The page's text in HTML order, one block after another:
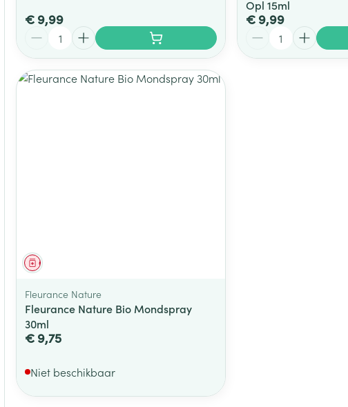
€ 9,99
Opl 15ml
€ 9,99
Geneesmiddel
Fleurance Nature
Fleurance Nature Bio Mondspray
30ml
€ 9,75
Niet beschikbaar